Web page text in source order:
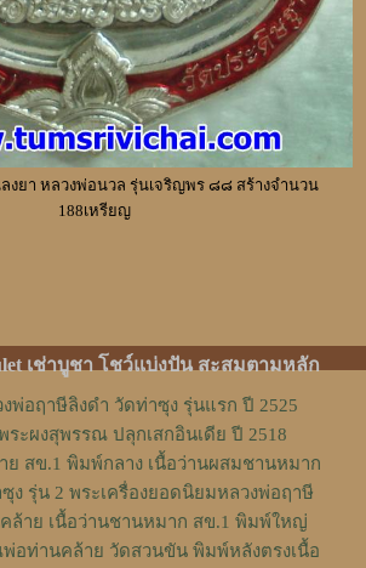
ลงยา หลวงพ่อนวล รุ่นเจริญพร ๘๘ สร้างจำนวน
188เหรียญ
เช่าบูชา โชว์แบ่งปัน สะสมตามหลัก
พ่อฤาษีลิงดำ วัดท่าซุง รุ่นแรก ปี 2525
ะผงสุพรรณ ปลุกเสกอินเดีย ปี 2518
ย สข.1 พิมพ์กลาง เนื้อว่านผสมชานหมาก
ง รุ่น 2 พระเครื่องยอดนิยมหลวงพ่อฤาษี
ล้าย เนื้อว่านชานหมาก สข.1 พิมพ์ใหญ่
อท่านคล้าย วัดสวนขัน พิมพ์หลังตรงเนื้อ